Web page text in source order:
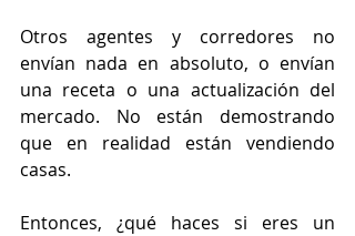
Otros agentes y corredores no
envían nada en absoluto, o envían
una receta o una actualización del
mercado. No están demostrando
que en realidad están vendiendo
casas.
Entonces, ¿qué haces si eres un